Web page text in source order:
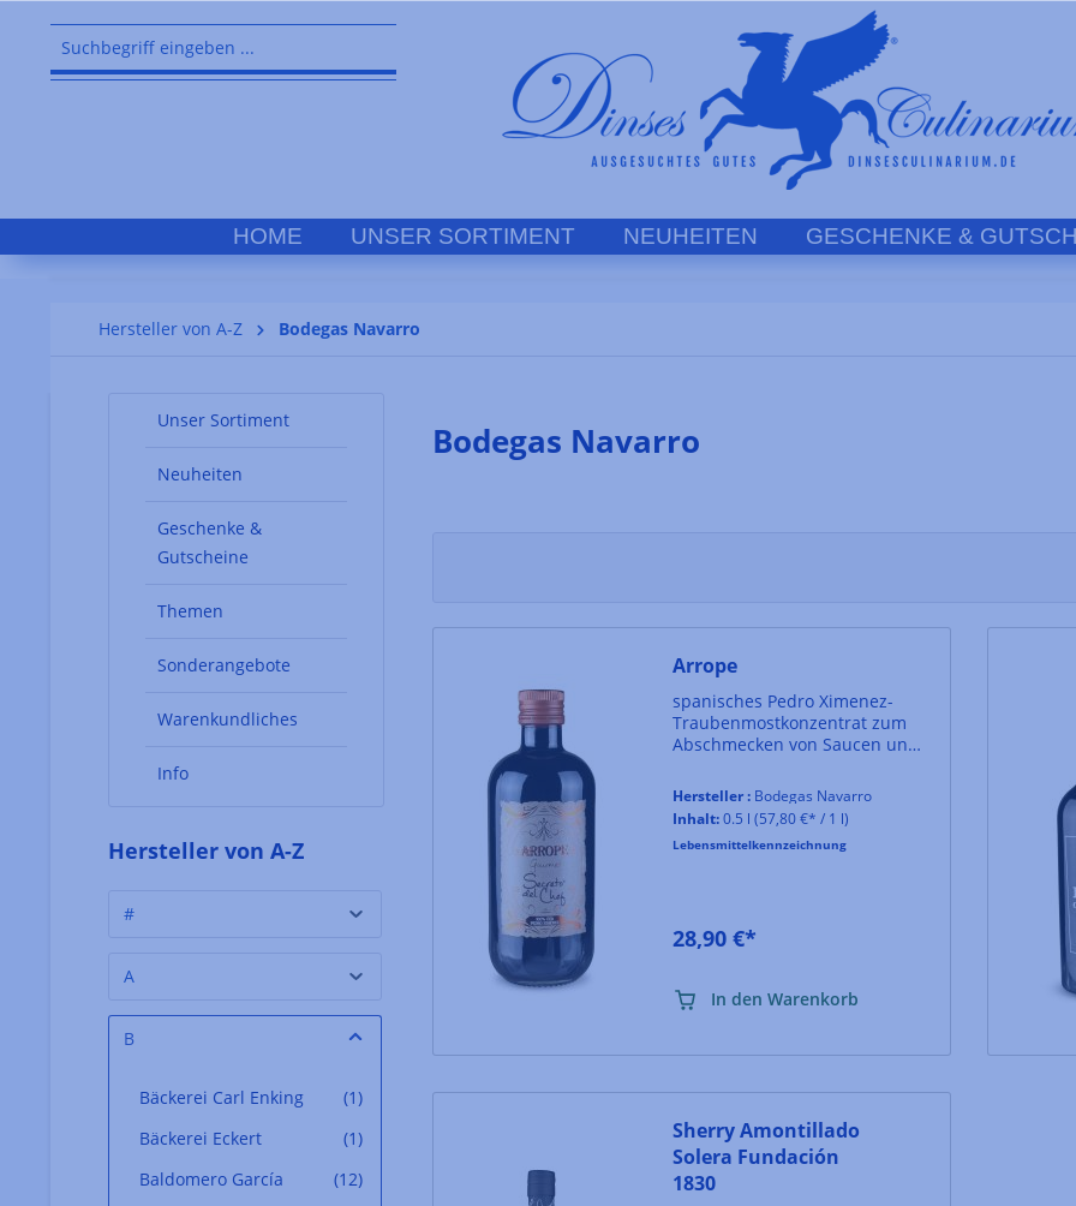
Zur Hauptnavigation springen
HOME UNSER SORTIMENT NEUHEITEN GESCHENKE &
Hersteller von A-Z Bodegas Navarro
Unser Sortiment
Neuheiten
Geschenke &
Gutscheine
Themen
Sonderangebote
Warenkundliches
Info
Hersteller von A-Z
#
A
B
(1)
Bäckerei Carl Enking
(1)
Bäckerei Eckert
(12)
Baldomero García
Bodegas Navarro
Arrope
spanisches Pedro Ximenez-
Traubenmostkonzentrat zum
Abschmecken von Saucen und
Hersteller : Bodegas Navarro
Inhalt:0.5 l(57,80 €* / 1 l)
Lebensmittelkennzeichnung
28,90 €*
In den Warenkorb
Sherry Amontillado
Solera Fundación
1830